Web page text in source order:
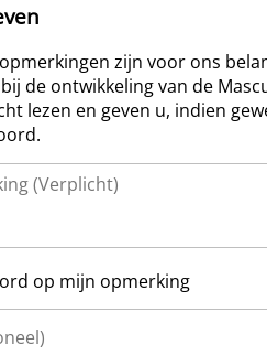
zijn voor ons
de ontwikkeling van de
lezen en geven u, indien
op mijn opmerking